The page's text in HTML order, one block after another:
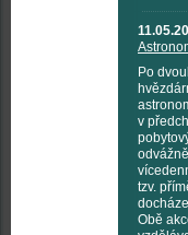
Po
v
tzv.
Obě